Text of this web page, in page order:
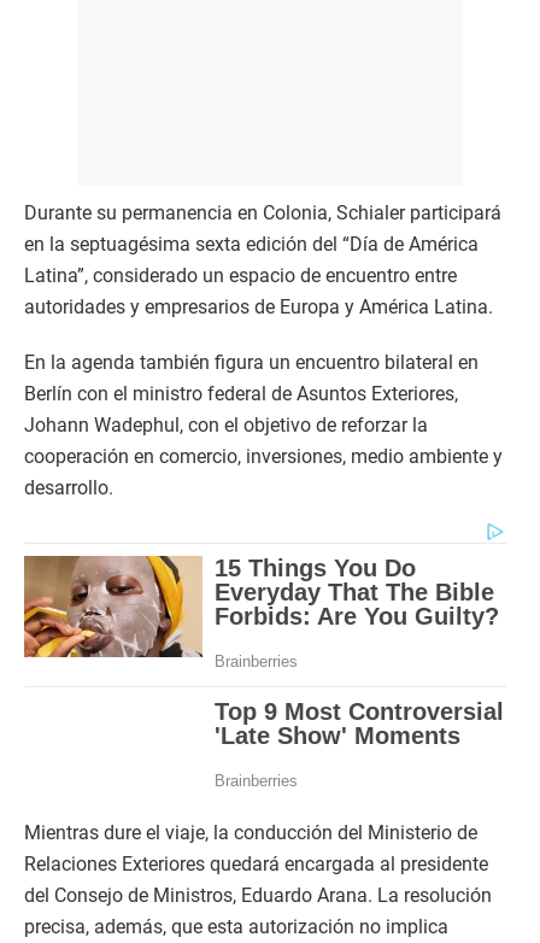
Durante su permanencia en Colonia, Schialer participará
en la septuagésima sexta edición del “Día de América
Latina”, considerado un espacio de encuentro entre
autoridades y empresarios de Europa y América Latina.
En la agenda también figura un encuentro bilateral en
Berlín con el ministro federal de Asuntos Exteriores,
Johann Wadephul, con el objetivo de reforzar la
cooperación en comercio, inversiones, medio ambiente y
desarrollo.
Mientras dure el viaje, la conducción del Ministerio de
Relaciones Exteriores quedará encargada al presidente
del Consejo de Ministros, Eduardo Arana. La resolución
precisa, además, que esta autorización no implica